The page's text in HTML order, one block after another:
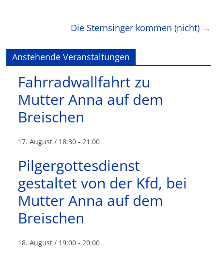
Die Sternsinger kommen (nicht) →
Anstehende Veranstaltungen
Fahrradwallfahrt zu
Mutter Anna auf dem
Breischen
17. August / 18:30 -21:00
Pilgergottesdienst
gestaltet von der Kfd, bei
Mutter Anna auf dem
Breischen
18. August / 19:00 -20:00